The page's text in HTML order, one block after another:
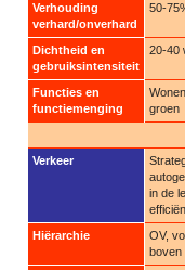
Verhouding
verhard/onverhard
50-
Dichtheid en
gebruiksintensiteit
20-40
Functies en
functiemenging
groen
Verkeer
in de
Hiërarchie
OV,
boven